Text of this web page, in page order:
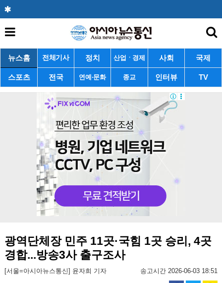
뉴스홈 전체기사 정치 산업ㆍ경제 사회 국제
스포츠 전국 연예·문화 종교 인터뷰 TV
광역단체장 민주 11곳·국힘 1곳 승리, 4곳
경합...방송3사 출구조사
[서울=아시아뉴스통신] 윤자희 기자 송고시간 2026-06-03 18:51